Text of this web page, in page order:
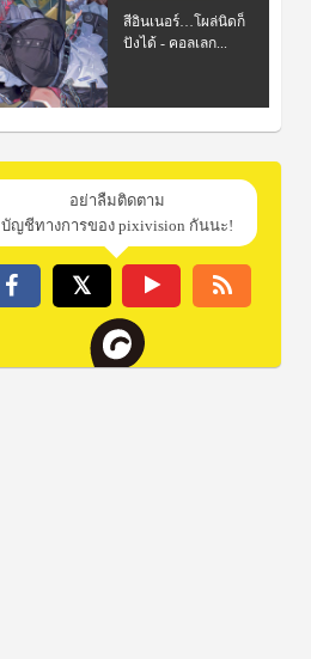
สีอินเนอร์…โผล่นิดก็
ปังได้ - คอลเลก...
อย่าลืมติดตาม
บัญชีทางการของ pixivision กันนะ!